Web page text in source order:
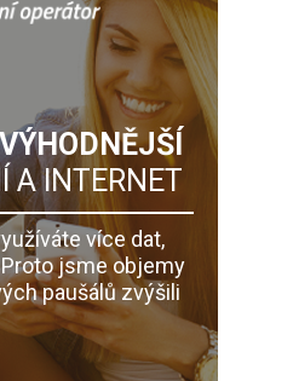
VÝHODNĚJŠÍ
A INTERNET
více dat,
jsme objemy
paušálů zvýšili